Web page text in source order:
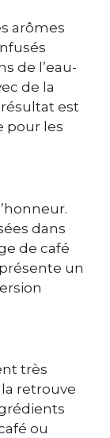
arômes
de l’eau-
de la
est
pour les
dans
de café
un
très
retrouve
ou